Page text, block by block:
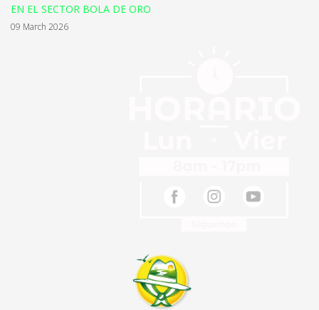
EN EL SECTOR BOLA DE ORO
09 March 2026